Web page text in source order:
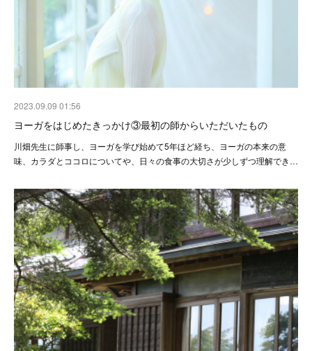
2023.09.09 01:56
ヨーガをはじめたきっかけ③最初の師からいただいたもの
川畑先生に師事し、ヨーガを学び始めて5年ほど経ち、ヨーガの本来の意
味、カラダとココロについてや、日々の食事の大切さが少しずつ理解でき…